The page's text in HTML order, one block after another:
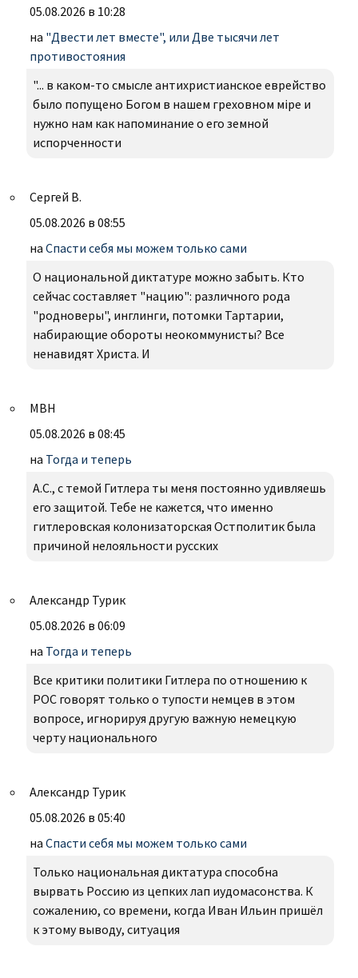
05.08.2026 в 10:28
на "Двести лет вместе", или Две тысячи лет
противостояния
"... в каком-то смысле антихристианское еврейство
было попущено Богом в нашем греховном міре и
нужно нам как напоминание о его земной
испорченности
Сергей В.
05.08.2026 в 08:55
на Спасти себя мы можем только сами
О национальной диктатуре можно забыть. Кто
сейчас составляет "нацию": различного рода
"родноверы", инглинги, потомки Тартарии,
набирающие обороты неокоммунисты? Все
ненавидят Христа. И
МВН
05.08.2026 в 08:45
на Тогда и теперь
А.С., с темой Гитлера ты меня постоянно удивляешь
его защитой. Тебе не кажется, что именно
гитлеровская колонизаторская Остполитик была
причиной нелояльности русских
Александр Турик
05.08.2026 в 06:09
на Тогда и теперь
Все критики политики Гитлера по отношению к
РОС говорят только о тупости немцев в этом
вопросе, игнорируя другую важную немецкую
черту национального
Александр Турик
05.08.2026 в 05:40
на Спасти себя мы можем только сами
Только национальная диктатура способна
вырвать Россию из цепких лап иудомасонства. К
сожалению, со времени, когда Иван Ильин пришёл
к этому выводу, ситуация